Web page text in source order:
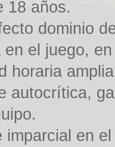
18 años.
dominio
en el juego,
horaria
autocrítica,
imparcial en